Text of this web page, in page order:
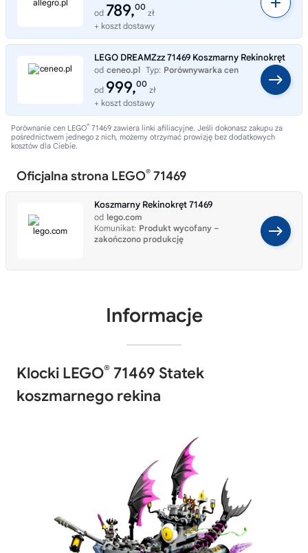
od 789,00
zł
+ koszt dostawy
LEGO DREAMZzz 71469 Koszmarny Rekinokręt
od ceneo.pl Typ: Porównywarka cen
od 999,00
zł
+ koszt dostawy
Porównanie cen LEGO® 71469 zawiera linki afiliacyjne. Jeśli dokonasz zakupu za
pośrednictwem jednego z nich, możemy otrzymać prowizję bez dodatkowych
kosztów dla Ciebie.
Oficjalna strona LEGO® 71469
Koszmarny Rekinokręt 71469
od lego.com
Komunikat: Produkt wycofany –
zakończono produkcję
Informacje
Klocki LEGO® 71469 Statek
koszmarnego rekina